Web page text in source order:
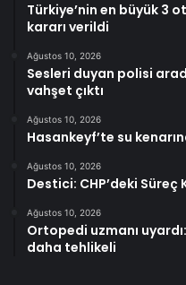
Türkiye’nin en büyük 3
kararı verildi
Ağustos 10, 2026
Sesleri duyan polisi
vahşet çıktı
Ağustos 10, 2026
Hasankeyf’te su
Ağustos 10, 2026
Destici: CHP’deki Süreç
Ağustos 10, 2026
Ortopedi uzmanı
daha tehlikeli